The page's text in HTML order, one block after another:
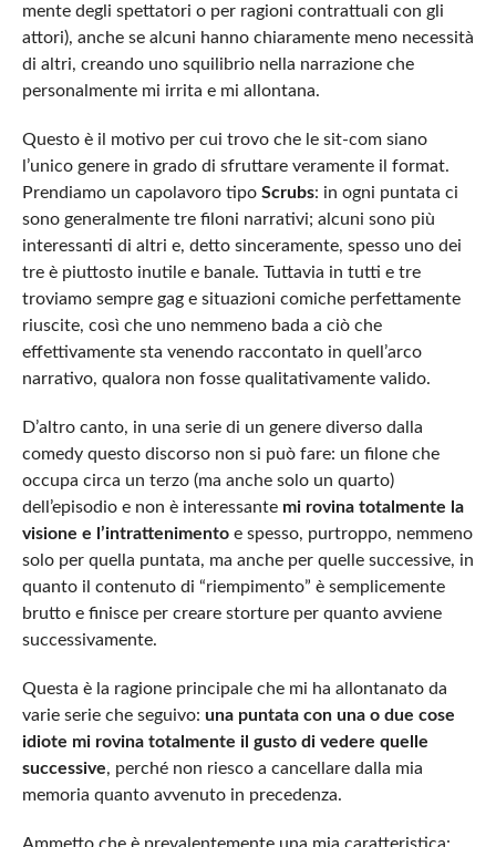
mente degli spettatori o per ragioni contrattuali con gli
attori), anche se alcuni hanno chiaramente meno necessità
di altri, creando uno squilibrio nella narrazione che
personalmente mi irrita e mi allontana.
Questo è il motivo per cui trovo che le sit-com siano
l’unico genere in grado di sfruttare veramente il format.
Prendiamo un capolavoro tipo Scrubs: in ogni puntata ci
sono generalmente tre filoni narrativi; alcuni sono più
interessanti di altri e, detto sinceramente, spesso uno dei
tre è piuttosto inutile e banale. Tuttavia in tutti e tre
troviamo sempre gag e situazioni comiche perfettamente
riuscite, così che uno nemmeno bada a ciò che
effettivamente sta venendo raccontato in quell’arco
narrativo, qualora non fosse qualitativamente valido.
D’altro canto, in una serie di un genere diverso dalla
comedy questo discorso non si può fare: un filone che
occupa circa un terzo (ma anche solo un quarto)
dell’episodio e non è interessante mi rovina totalmente la
visione e l’intrattenimentoe spesso, purtroppo, nemmeno
solo per quella puntata, ma anche per quelle successive, in
quanto il contenuto di “riempimento” è semplicemente
brutto e finisce per creare storture per quanto avviene
successivamente.
Questa è la ragione principale che mi ha allontanato da
varie serie che seguivo: una puntata con una o due cose
idiote mi rovina totalmente il gusto di vedere quelle
successive, perché non riesco a cancellare dalla mia
memoria quanto avvenuto in precedenza.